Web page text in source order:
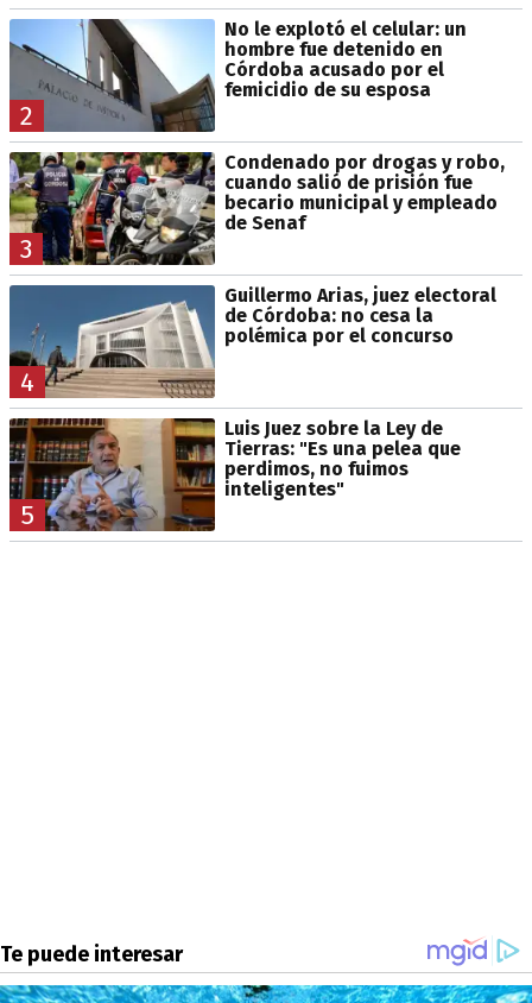
2
No le explotó el celular: un
hombre fue detenido en
Córdoba acusado por el
femicidio de su esposa
3
Condenado por drogas y robo,
cuando salió de prisión fue
becario municipal y empleado
de Senaf
4
Guillermo Arias, juez electoral
de Córdoba: no cesa la
polémica por el concurso
5
Luis Juez sobre la Ley de
Tierras: "Es una pelea que
perdimos, no fuimos
inteligentes"